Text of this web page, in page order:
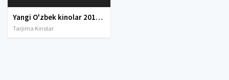
Yangi O'zbek kinolar 2010-2011-2012-2013-2014-2015-2016-2017-2018-2019-2020-2021-2022-2023-2024-2025 O'zbek tilida Uzbek tarjima Full HD
Tarjima Kinolar